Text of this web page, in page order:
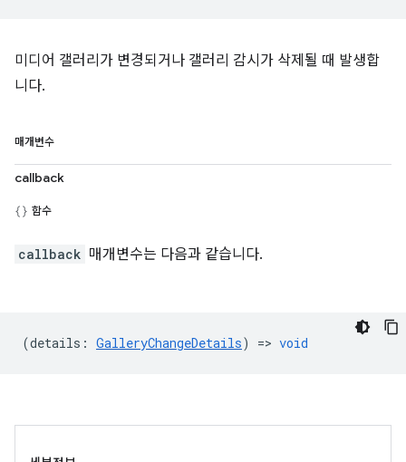
미디어 갤러리가 변경되거나 갤러리 감시가 삭제될 때 발생합
니다.
매개변수
callback
함수
callback 매개변수는 다음과 같습니다.
(details : GalleryChangeDetails) => void